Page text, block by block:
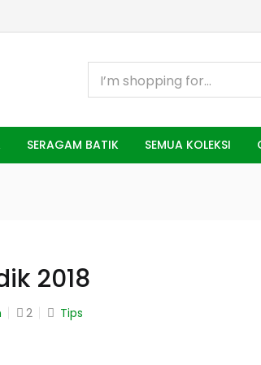
SERAGAM BATIK SEMUA KOLEKSI
2018
2 Tips